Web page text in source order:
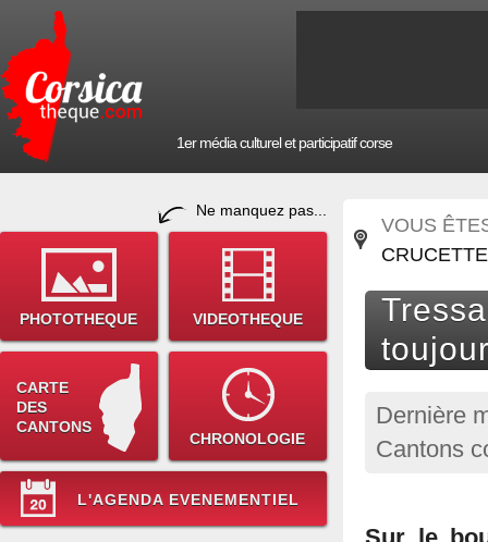
1er média culturel et participatif corse
Ne manquez pas...
PHOTOTHEQUE VIDEOTHEQUE
CARTE
DES
CANTONS
CHRONOLOGIE
L'AGENDA EVENEMENTIEL
VOUS
Dernière
Cantons